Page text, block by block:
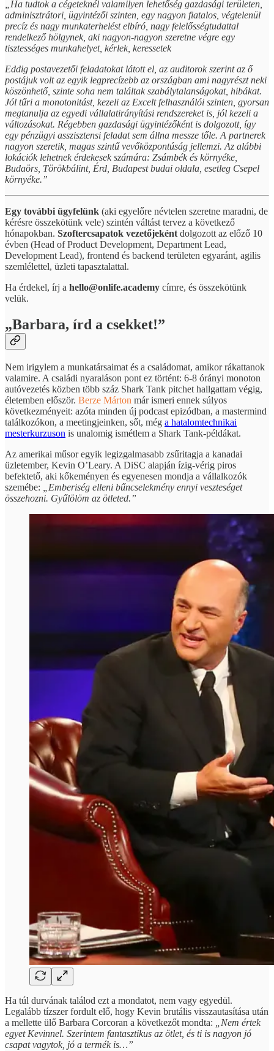
„Ha tudtok a cégeteknél valamilyen lehetőség gazdasági területen,
adminisztrátori, ügyintézői szinten, egy nagyon fiatalos, végtelenül
precíz és nagy munkaterhelést elbíró, nagy felelősségtudattal
rendelkező hölgynek, aki nagyon-nagyon szeretne végre egy
tisztességes munkahelyet, kérlek, keressetek
Eddig postavezetői feladatokat látott el, az auditorok szerint az ő
postájuk volt az egyik legprecízebb az országban ami nagyrészt neki
köszönhető, szinte soha nem találtak szabálytalanságokat, hibákat.
Jól tűri a monotonitást, kezeli az Excelt felhasználói szinten, gyorsan
megtanulja az egyedi vállalatirányítási rendszereket is, jól kezeli a
változásokat. Régebben gazdasági ügyintézőként is dolgozott, így
egy pénzügyi asszisztensi feladat sem állna messze tőle. A partnerek
nagyon szeretik, magas szintű vevőközpontúság jellemzi. Az alábbi
lokációk lehetnek érdekesek számára: Zsámbék és környéke,
Budaörs, Törökbálint, Érd, Budapest budai oldala, esetleg Csepel
környéke.”
Egy további ügyfelünk (aki egyelőre névtelen szeretne maradni, de
kérésre összekötünk vele) szintén váltást tervez a következő
hónapokban. Szoftercsapatok vezetőjeként dolgozott az előző 10
évben (Head of Product Development, Department Lead,
Development Lead), frontend és backend területen egyaránt, agilis
szemlélettel, üzleti tapasztalattal.
Ha érdekel, írj a hello@onlife.academy címre, és összekötünk
velük.
„Barbara, írd a csekket!”
Nem irigylem a munkatársaimat és a családomat, amikor rákattanok
valamire. A családi nyaraláson pont ez történt: 6-8 órányi monoton
autóvezetés közben több száz Shark Tank pitchet hallgattam végig,
életemben először. Berze Márton már ismeri ennek súlyos
következményeit: azóta minden új podcast epizódban, a mastermind
találkozókon, a meetingjeinken, sőt, még a hatalomtechnikai
mesterkurzuson is unalomig ismétlem a Shark Tank-példákat.
Az amerikai műsor egyik legizgalmasabb zsűritagja a kanadai
üzletember, Kevin O’Leary. A DiSC alapján ízig-vérig piros
befektető, aki kőkeményen és egyenesen mondja a vállalkozók
szemébe:
„Emberiség elleni bűncselekmény ennyi veszteséget
összehozni. Gyűlölöm az ötleted.”
Ha túl durvának találod ezt a mondatot, nem vagy egyedül.
Legalább tízszer fordult elő, hogy Kevin brutális visszautasítása után
a mellette ülő Barbara Corcoran a következőt mondta:
„Nem értek
egyet Kevinnel. Szerintem fantasztikus az ötlet, és ti is nagyon jó
csapat vagytok, jó a termék is…”